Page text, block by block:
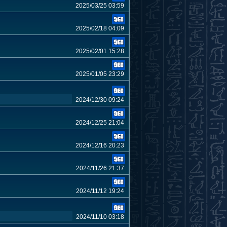
2025/03/25 03:59
2025/02/18 04:09
2025/02/01 15:28
2025/01/05 23:29
2024/12/30 09:24
2024/12/25 21:04
2024/12/16 20:23
2024/11/26 21:37
2024/11/12 19:24
2024/11/10 03:18